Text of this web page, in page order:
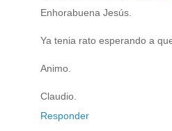
Enhorabuena Jesús.
Ya tenia rato esperando a
Animo.
Claudio.
Responder